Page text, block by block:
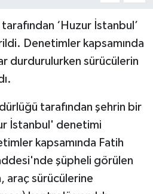
‘Huzur İstanbul’
Denetimler kapsamında
durdurulurken sürücülerin
tarafından şehrin bir
İstanbul' denetimi
kapsamında Fatih
şüpheli görülen
araç sürücülerine